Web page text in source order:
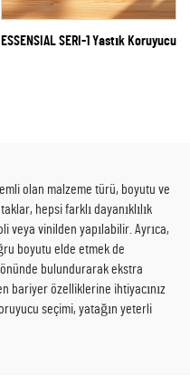
ESSENSIAL SERI-1 Yastık Koruyucu
olan malzeme türü, boyutu ve
hepsi farklı dayanıklılık
veya vinilden yapılabilir. Ayrıca,
boyutu elde etmek de
bulundurarak ekstra
bariyer özelliklerine ihtiyacınız
seçimi, yatağın yeterli